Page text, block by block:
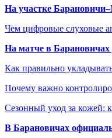
На участке
Чем цифровые слуховые
На матче в Барановичах
Как правильно
Почему важно
Сезонный уход за кожей:
В Барановичах